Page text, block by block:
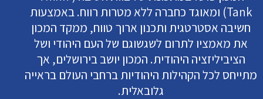
Tank) ומאוגד כחברה ללא מטרות רווח. באמצעות
חשיבה אסטרטגית ותכנון ארוך טווח, ממקד המכון
את מאמציו לתרום לשגשוגם של העם היהודי ושל
הציביליזציה היהודית. המכון יושב בירושלים, אך
מתייחס לכל הקהילות היהודיות ברחבי העולם בראייה
גלובאלית.